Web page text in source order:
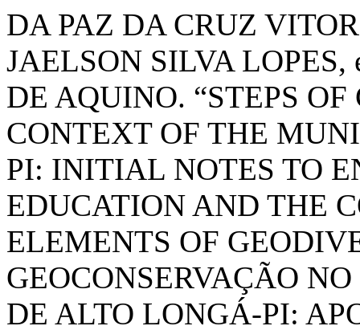
DA PAZ DA CRUZ
JAELSON SILVA
DE AQUINO. “STEPS
CONTEXT OF THE
PI: INITIAL NOTES TO
EDUCATION AND THE
ELEMENTS OF
GEOCONSERVAÇÃO
DE ALTO LONGÁ-PI: